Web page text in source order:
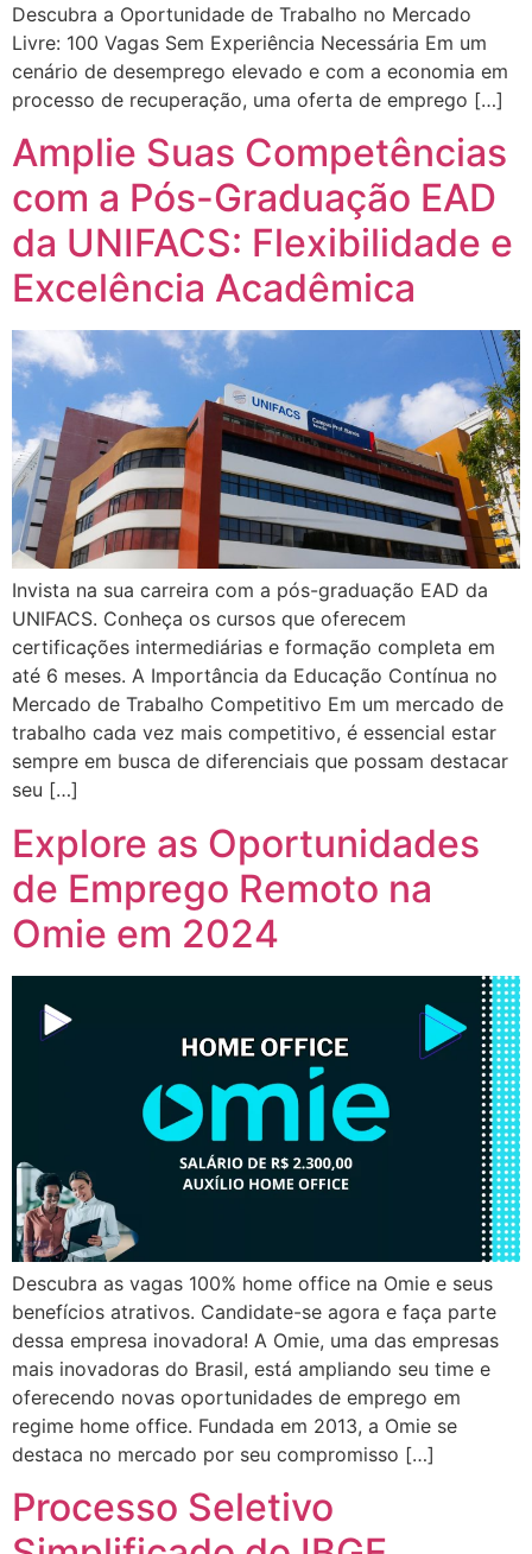
Descubra a Oportunidade de Trabalho no Mercado
Livre: 100 Vagas Sem Experiência Necessária Em um
cenário de desemprego elevado e com a economia em
processo de recuperação, uma oferta de emprego […]
Amplie Suas Competências
com a Pós-Graduação EAD
da UNIFACS: Flexibilidade e
Excelência Acadêmica
Invista na sua carreira com a pós-graduação EAD da
UNIFACS. Conheça os cursos que oferecem
certificações intermediárias e formação completa em
até 6 meses. A Importância da Educação Contínua no
Mercado de Trabalho Competitivo Em um mercado de
trabalho cada vez mais competitivo, é essencial estar
sempre em busca de diferenciais que possam destacar
seu […]
Explore as Oportunidades
de Emprego Remoto na
Omie em 2024
Descubra as vagas 100% home office na Omie e seus
benefícios atrativos. Candidate-se agora e faça parte
dessa empresa inovadora! A Omie, uma das empresas
mais inovadoras do Brasil, está ampliando seu time e
oferecendo novas oportunidades de emprego em
regime home office. Fundada em 2013, a Omie se
destaca no mercado por seu compromisso […]
Processo Seletivo